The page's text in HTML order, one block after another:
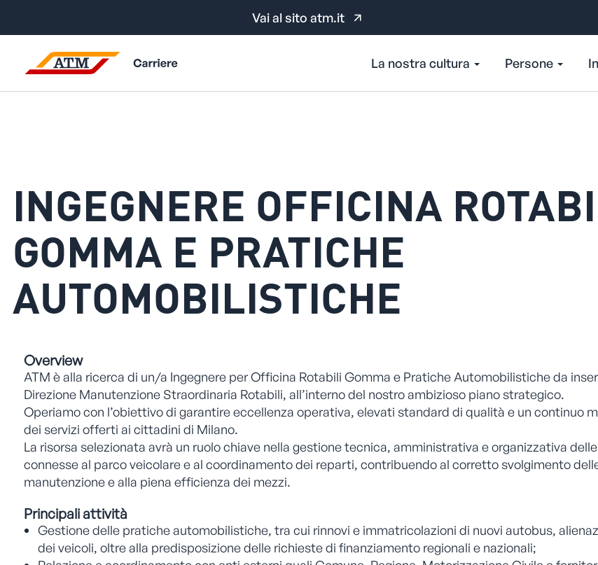
Vai al sito atm.it
La nostra cultura Persone
INGEGNERE OFFICINA
GOMMA E PRATICHE
AUTOMOBILISTICHE
Overview
ATM è alla ricerca di un/a Ingegnere per Officina Rotabili Gomma e Pratiche Automobilistiche da
Direzione Manutenzione Straordinaria Rotabili, all’interno del nostro ambizioso piano strategico.
Operiamo con l’obiettivo di garantire eccellenza operativa, elevati standard di qualità e un continuo
dei servizi offerti ai cittadini di Milano.
La risorsa selezionata avrà un ruolo chiave nella gestione tecnica, amministrativa e organizzativa
connesse al parco veicolare e al coordinamento dei reparti, contribuendo al corretto svolgimento
manutenzione e alla piena efficienza dei mezzi.
Principali attività
Gestione delle pratiche automobilistiche, tra cui rinnovi e immatricolazioni di nuovi autobus,
dei veicoli, oltre alla predisposizione delle richieste di finanziamento regionali e nazionali;